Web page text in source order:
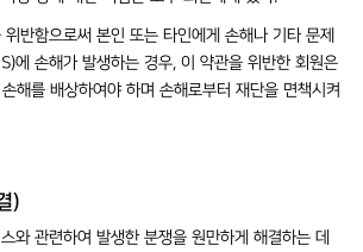
반함으로써 본인 또는 타인에게 손해나 기타 문제
에 손해가 발생하는 경우, 이 약관을 위반한 회원은
해를 배상하여야 하며 손해로부터 재단을 면책시켜
)
와 관련하여 발생한 분쟁을 원만하게 해결하는 데